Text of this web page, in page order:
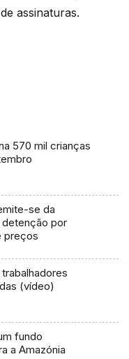
assinaturas.
570 mil crianças
se da
detenção por
preços
(vídeo)
fundo
a Amazónia